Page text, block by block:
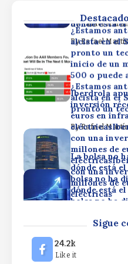
ByRafael
bolsa no ha
dónde está
ByRafael
¿Estamos
alcista en el
pronto un
inicio de un
500 o puede
¿Estamos
alcista en el
pronto un
ByRafael
Iberdrola
inversión
euros en
con una
millones de
con una
millones de
eléctricas
La bolsa no
dónde está
bolsa no ha
dónde está
bolsa no ha
Rafael Martín
¿Estamos
alcista en el
pronto un
inicio de un
Sigue
24.2k
Like it